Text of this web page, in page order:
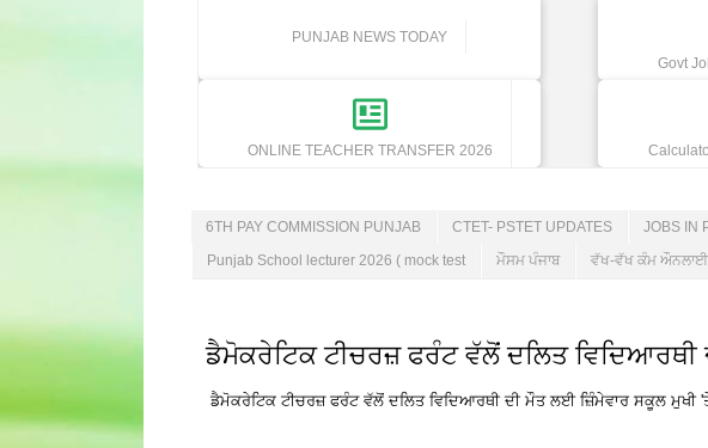
PUNJAB NEWS TODAY
Govt
ONLINE TEACHER TRANSFER 2026
6TH PAY COMMISSION PUNJAB CTET- PSTET UPDATES JOBS IN
Punjab School lecturer 2026 ( mock test ਮੌਸਮ ਪੰਜਾਬ ਵੱਖ-ਵੱਖ ਕੰਮ
ਡੈਮੋਕਰੇਟਿਕ ਟੀਚਰਜ਼ ਫਰੰਟ ਵੱਲੋਂ ਦਲਿਤ
ਡੈਮੋਕਰੇਟਿਕ ਟੀਚਰਜ਼ ਫਰੰਟ ਵੱਲੋਂ ਦਲਿਤ ਵਿਦਿਆਰਥੀ ਦੀ ਮੌਤ ਲਈ ਜ਼ਿੰਮੇਵਾਰ ਸਕੂਲ ਮੁਖੀ